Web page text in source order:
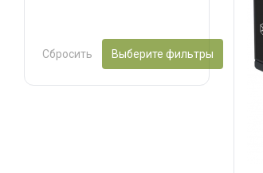
Сбросить Выберите фильтры